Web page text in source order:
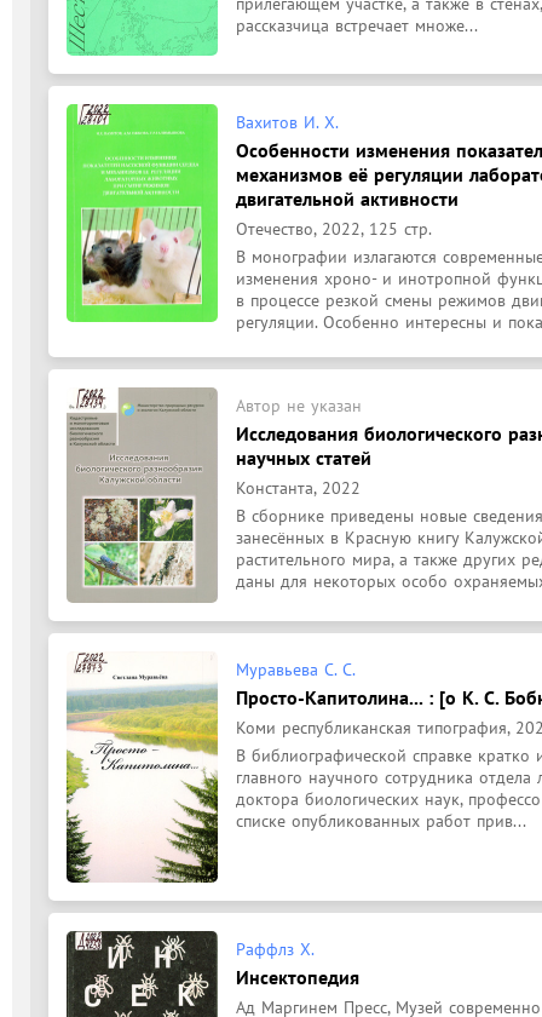
рассказчица встречает множе...
Вахитов И. Х.
Особенности изменения
механизмов её регуляции
двигательной активности
Отечество, 2022, 125 стр.
B монографии излагаются
изменения хроно- и инотропной
в процессе резкой смены режимов
регуляции. Особенно интересны и
Автор не указан
Исследования биологического
научных статей
Константа, 2022
В сборнике приведены новые
занесённых в Красную книгу
растительного мира, а также других
даны для некоторых особо
Муравьева С. С.
Просто-Капитолина... : [о К. С.
Коми республиканская типография,
В библиографической справке
главного научного сотрудника
доктора биологических наук,
списке опубликованных работ прив...
Раффлз Х.
Инсектопедия
Ад Маргинем Пресс, Музей